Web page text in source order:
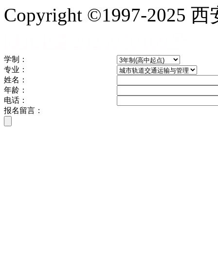
Copyright ©1997-2025
学制：
专业：
姓名：
年龄：
电话：
报名留言：